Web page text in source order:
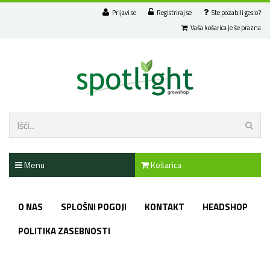
Prijavi se Registriraj se
Ste pozabili geslo?
Vaša košarica je še prazna
Menu Košarica
O NAS SPLOŠNI POGOJI KONTAKT
HEADSHOP
POLITIKA ZASEBNOSTI